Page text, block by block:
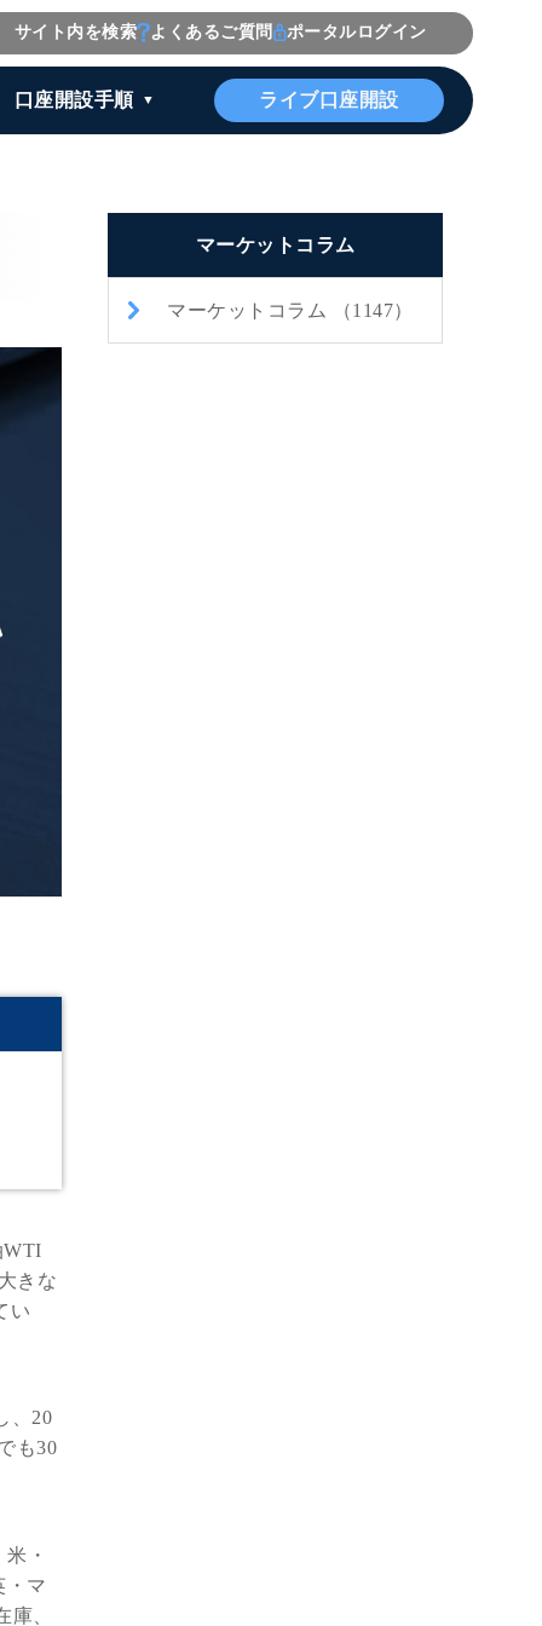
サイト内を検索 よくあるご質問 ポータルログイン
口座開設手順 ライブ口座開設
WTI
きな
い
、20
も30
・
・マ
、
マーケットコラム
マーケットコラム （1147）